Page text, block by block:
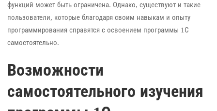
функций может быть ограничена. Однако, существуют и такие
пользователи, которые благодаря своим навыкам и опыту
программирования справятся с освоением программы 1С
самостоятельно.
Возможности
самостоятельного изучения